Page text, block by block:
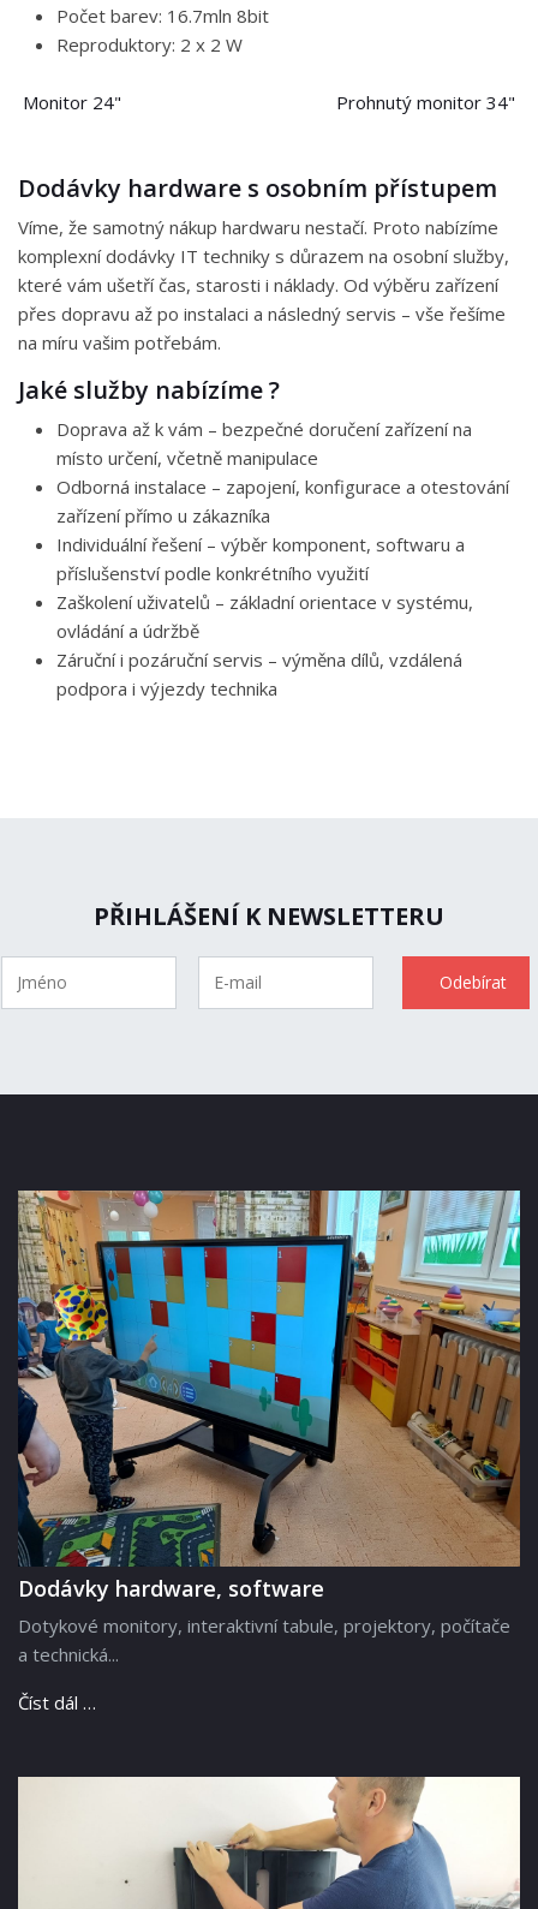
Počet barev: 16.7mln 8bit
Reproduktory: 2 x 2 W
Monitor 24" Prohnutý monitor 34"
Dodávky hardware s osobním přístupem
Víme, že samotný nákup hardwaru nestačí. Proto nabízíme
komplexní dodávky IT techniky s důrazem na osobní služby,
které vám ušetří čas, starosti i náklady. Od výběru zařízení
přes dopravu až po instalaci a následný servis – vše řešíme
na míru vašim potřebám.
Jaké služby nabízíme ?
Doprava až k vám – bezpečné doručení zařízení na
místo určení, včetně manipulace
Odborná instalace – zapojení, konfigurace a otestování
zařízení přímo u zákazníka
Individuální řešení – výběr komponent, softwaru a
příslušenství podle konkrétního využití
Zaškolení uživatelů – základní orientace v systému,
ovládání a údržbě
Záruční i pozáruční servis – výměna dílů, vzdálená
podpora i výjezdy technika
PŘIHLÁŠENÍ K NEWSLETTERU
Dodávky hardware, software
Dotykové monitory, interaktivní tabule, projektory, počítače
a technická...
Číst dál …